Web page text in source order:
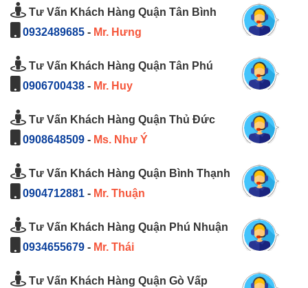
Tư Vấn Khách Hàng Quận Tân Bình
0932489685 - Mr. Hưng
Tư Vấn Khách Hàng Quận Tân Phú
0906700438 - Mr. Huy
Tư Vấn Khách Hàng Quận Thủ Đức
0908648509 - Ms. Như Ý
Tư Vấn Khách Hàng Quận Bình Thạnh
0904712881 - Mr. Thuận
Tư Vấn Khách Hàng Quận Phú Nhuận
0934655679 - Mr. Thái
Tư Vấn Khách Hàng Quận Gò Vấp